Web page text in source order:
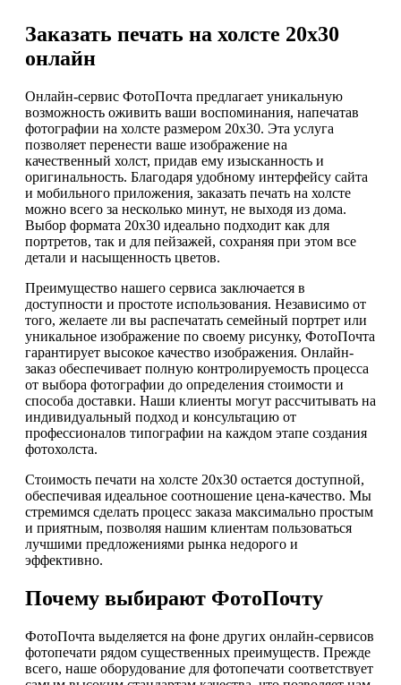
Заказать печать на холсте 20х30
онлайн
Онлайн-сервис ФотоПочта предлагает уникальную
возможность оживить ваши воспоминания, напечатав
фотографии на холсте размером 20х30. Эта услуга
позволяет перенести ваше изображение на
качественный холст, придав ему изысканность и
оригинальность. Благодаря удобному интерфейсу сайта
и мобильного приложения, заказать печать на холсте
можно всего за несколько минут, не выходя из дома.
Выбор формата 20х30 идеально подходит как для
портретов, так и для пейзажей, сохраняя при этом все
детали и насыщенность цветов.
Преимущество нашего сервиса заключается в
доступности и простоте использования. Независимо от
того, желаете ли вы распечатать семейный портрет или
уникальное изображение по своему рисунку, ФотоПочта
гарантирует высокое качество изображения. Онлайн-
заказ обеспечивает полную контролируемость процесса
от выбора фотографии до определения стоимости и
способа доставки. Наши клиенты могут рассчитывать на
индивидуальный подход и консультацию от
профессионалов типографии на каждом этапе создания
фотохолста.
Стоимость печати на холсте 20х30 остается доступной,
обеспечивая идеальное соотношение цена-качество. Мы
стремимся сделать процесс заказа максимально простым
и приятным, позволяя нашим клиентам пользоваться
лучшими предложениями рынка недорого и
эффективно.
Почему выбирают ФотоПочту
ФотоПочта выделяется на фоне других онлайн-сервисов
фотопечати рядом существенных преимуществ. Прежде
всего, наше оборудование для фотопечати соответствует